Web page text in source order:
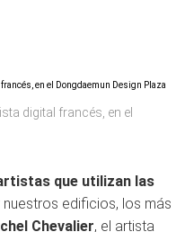
digital francés, en el
que utilizan las
edificios, los más
Chevalier, el artista